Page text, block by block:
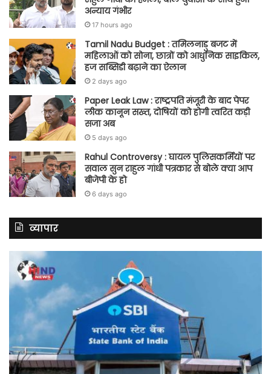
अन्याय गंभीर
17 hours ago
Tamil Nadu Budget : तमिलनाडु बजट में
महिलाओं को सोना, छात्रों को आधुनिक साइकिल,
हज सब्सिडी बढ़ाने का ऐलान
2 days ago
Paper Leak Law : राष्ट्रपति मंजूरी के बाद पेपर
लीक कानून सख्त, दोषियों को होगी त्वरित कड़ी
सजा अब
5 days ago
Rahul Controversy : घायल पुलिसकर्मियों पर
सवाल सुन राहुल गांधी पत्रकार से बोले क्या आप
बीजेपी के हो
6 days ago
व्यापार